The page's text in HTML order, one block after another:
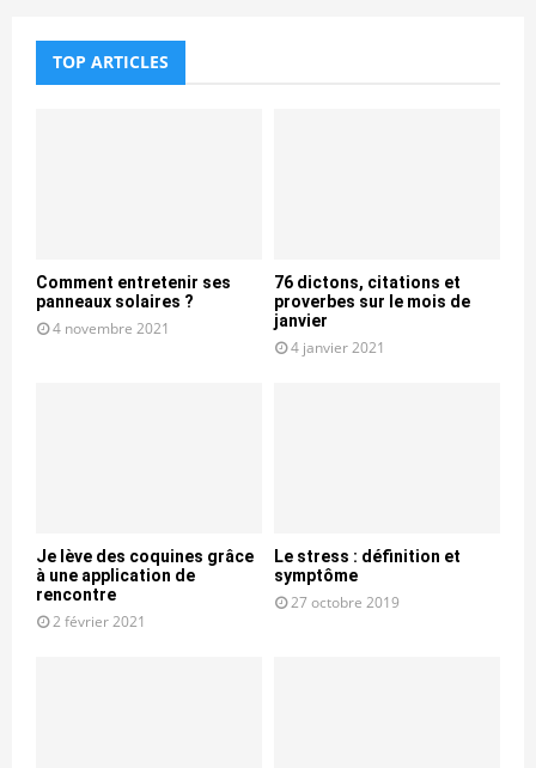
TOP ARTICLES
Comment entretenir ses
panneaux solaires ?
4 novembre 2021
76 dictons, citations et
proverbes sur le mois de
janvier
4 janvier 2021
Je lève des coquines grâce
à une application de
rencontre
2 février 2021
Le stress : définition et
symptôme
27 octobre 2019